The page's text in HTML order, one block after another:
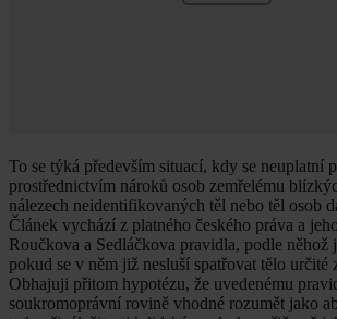
To se týká především situací, kdy se neuplatní
prostřednictvím nároků osob zemřelému
nálezech neidentifikovaných těl nebo těl osob
Článek vychází z platného českého práva a
Roučkova a Sedláčkova pravidla, podle něhož
pokud se v něm již nesluší spatřovat tělo určité
Obhajuji přitom hypotézu, že uvedenému
soukromoprávní rovině vhodné rozumět jako